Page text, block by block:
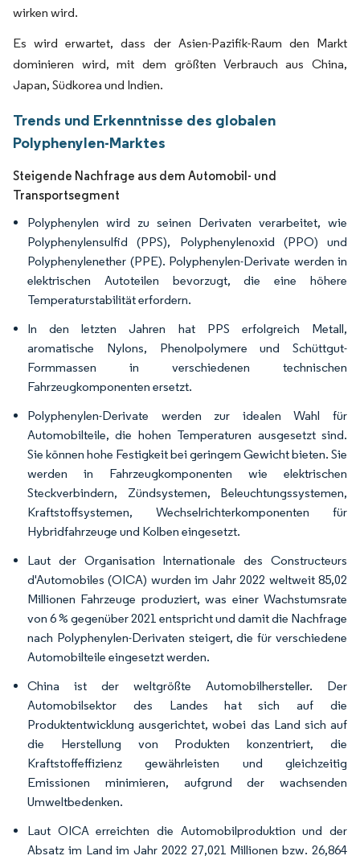
wirken wird.
Es wird erwartet, dass der Asien-Pazifik-Raum den Markt
dominieren wird, mit dem größten Verbrauch aus China,
Japan, Südkorea und Indien.
Trends und Erkenntnisse des globalen
Polyphenylen-Marktes
Steigende Nachfrage aus dem Automobil- und
Transportsegment
Polyphenylen wird zu seinen Derivaten verarbeitet, wie
Polyphenylensulfid (PPS), Polyphenylenoxid (PPO) und
Polyphenylenether (PPE). Polyphenylen-Derivate werden in
elektrischen Autoteilen bevorzugt, die eine höhere
Temperaturstabilität erfordern.
In den letzten Jahren hat PPS erfolgreich Metall,
aromatische Nylons, Phenolpolymere und Schüttgut-
Formmassen in verschiedenen technischen
Fahrzeugkomponenten ersetzt.
Polyphenylen-Derivate werden zur idealen Wahl für
Automobilteile, die hohen Temperaturen ausgesetzt sind.
Sie können hohe Festigkeit bei geringem Gewicht bieten. Sie
werden in Fahrzeugkomponenten wie elektrischen
Steckverbindern, Zündsystemen, Beleuchtungssystemen,
Kraftstoffsystemen, Wechselrichterkomponenten für
Hybridfahrzeuge und Kolben eingesetzt.
Laut der Organisation Internationale des Constructeurs
d'Automobiles (OICA) wurden im Jahr 2022 weltweit 85,02
Millionen Fahrzeuge produziert, was einer Wachstumsrate
von 6 % gegenüber 2021 entspricht und damit die Nachfrage
nach Polyphenylen-Derivaten steigert, die für verschiedene
Automobilteile eingesetzt werden.
China ist der weltgrößte Automobilhersteller. Der
Automobilsektor des Landes hat sich auf die
Produktentwicklung ausgerichtet, wobei das Land sich auf
die Herstellung von Produkten konzentriert, die
Kraftstoffeffizienz gewährleisten und gleichzeitig
Emissionen minimieren, aufgrund der wachsenden
Umweltbedenken.
Laut OICA erreichten die Automobilproduktion und der
Absatz im Land im Jahr 2022 27,021 Millionen bzw. 26,864